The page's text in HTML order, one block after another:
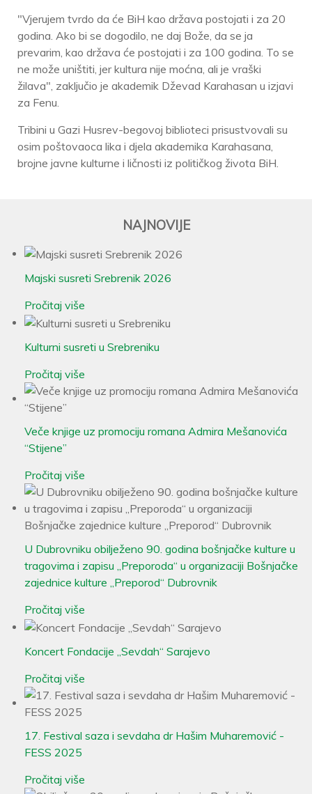
"Vjerujem tvrdo da će BiH kao država postojati i za 20
godina. Ako bi se dogodilo, ne daj Bože, da se ja
prevarim, kao država će postojati i za 100 godina. To se
ne može uništiti, jer kultura nije moćna, ali je vraški
žilava", zaključio je akademik Dževad Karahasan u izjavi
za Fenu.
Tribini u Gazi Husrev-begovoj biblioteci prisustvovali su
osim poštovaoca lika i djela akademika Karahasana,
brojne javne kulturne i ličnosti iz političkog života BiH.
NAJNOVIJE
Majski susreti Srebrenik 2026
Pročitaj više
Kulturni susreti u Srebreniku
Pročitaj više
Veče knjige uz promociju romana Admira Mešanovića
“Stijene”
Pročitaj više
U Dubrovniku obilježeno 90. godina bošnjačke kulture u
tragovima i zapisu „Preporoda“ u organizaciji Bošnjačke
zajednice kulture „Preporod“ Dubrovnik
Pročitaj više
Koncert Fondacije „Sevdah“ Sarajevo
Pročitaj više
17. Festival saza i sevdaha dr Hašim Muharemović -
FESS 2025
Pročitaj više